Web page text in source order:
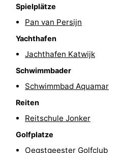
Sportangeln
Essen
trinken
Praktisch
Forum
Route
Parken
Reisebuchshop
Spielplätze
Pan van Persijn
Yachthafen
Jachthafen Katwijk
Schwimmbader
Schwimmbad Aquamar
Reiten
Reitschule Jonker
Golfplatze
Oegstgeester Golfclub